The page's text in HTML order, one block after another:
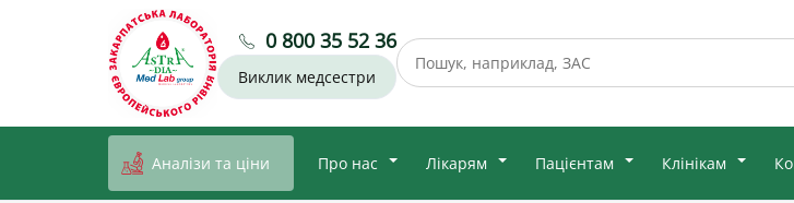
0 800 35 52 36
Виклик медсестри
Аналізи та ціни Про нас Лікарям Пацієнтам Клінікам